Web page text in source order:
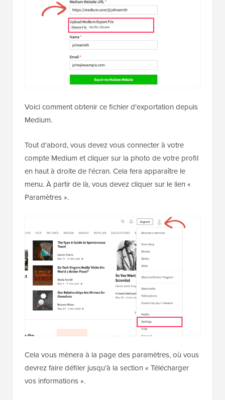
Voici comment obtenir ce fichier d'exportation depuis
Medium.
Tout d'abord, vous devez vous connecter à votre
compte Medium et cliquer sur la photo de votre profil
en haut à droite de l'écran. Cela fera apparaître le
menu. À partir de là, vous devez cliquer sur le lien «
Paramètres ».
Cela vous mènera à la page des paramètres, où vous
devrez faire défiler jusqu'à la section « Télécharger
vos informations ».